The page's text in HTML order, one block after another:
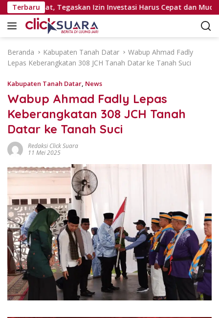
a
Terbaru
Pejabat, Tegaskan Izin Investasi Harus Cepat dan Mudah
Beranda Kabupaten Tanah Datar
Wabup Ahmad Fadly
Lepas Keberangkatan 308 JCH Tanah Datar ke Tanah Suci
Kabupaten Tanah Datar, News
Wabup Ahmad Fadly Lepas
Keberangkatan 308 JCH Tanah
Datar ke Tanah Suci
Redaksi Click Suara
11 Mei 2025